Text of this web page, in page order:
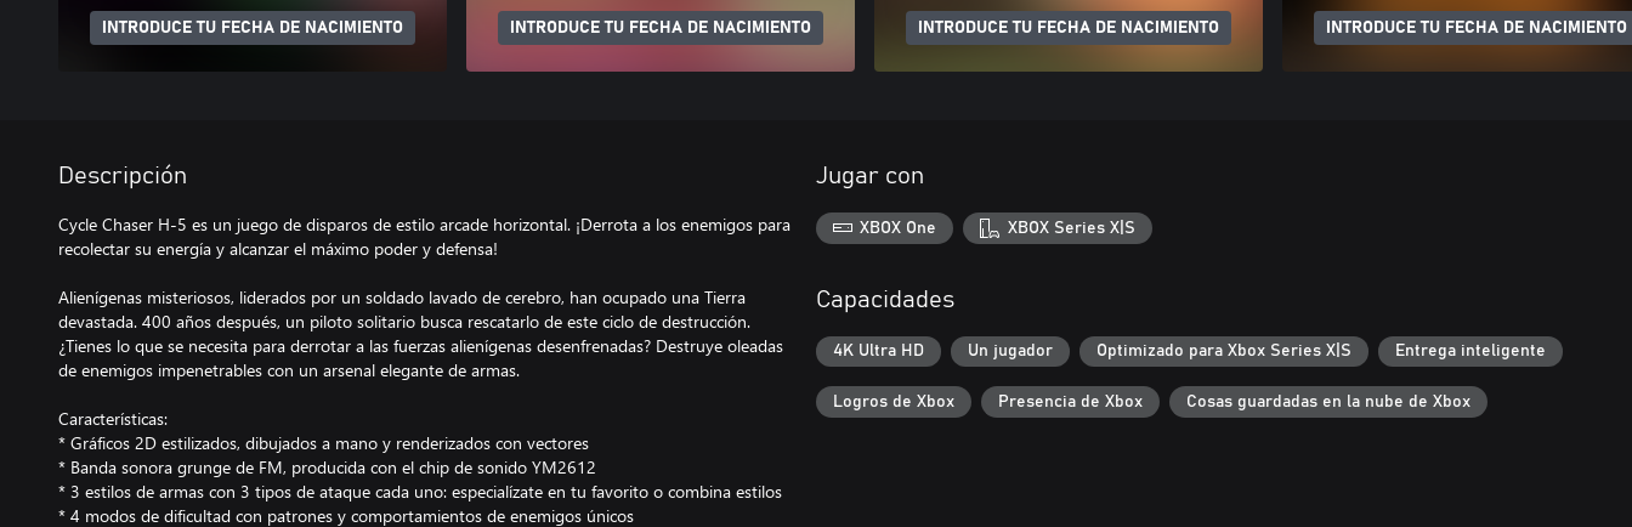
INTRODUCE TU FECHA DE NACIMIENTO INTRODUCE TU FECHA DE NACIMIENTO INTRODUCE TU FECHA DE NACIMIENTO INTRODUCE TU FECHA DE NACIMIENTO
Descripción
Cycle Chaser H-5 es un juego de disparos de estilo arcade horizontal. ¡Derrota a los enemigos para
recolectar su energía y alcanzar el máximo poder y defensa!
Alienígenas misteriosos, liderados por un soldado lavado de cerebro, han ocupado una Tierra
devastada. 400 años después, un piloto solitario busca rescatarlo de este ciclo de destrucción.
¿Tienes lo que se necesita para derrotar a las fuerzas alienígenas desenfrenadas? Destruye oleadas
de enemigos impenetrables con un arsenal elegante de armas.
Características:
* Gráficos 2D estilizados, dibujados a mano y renderizados con vectores
* Banda sonora grunge de FM, producida con el chip de sonido YM2612
* 3 estilos de armas con 3 tipos de ataque cada uno: especialízate en tu favorito o combina estilos
* 4 modos de dificultad con patrones y comportamientos de enemigos únicos
Jugar con
XBOX One XBOX Series X|S
Capacidades
4K Ultra HD Un jugador Optimizado para Xbox Series X|S Entrega inteligente
Logros de Xbox Presencia de Xbox Cosas guardadas en la nube de Xbox